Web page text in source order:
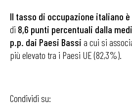
Il tasso di occupazione italiano è
di 8,6 punti percentuali dalla
p.p. dai Paesi Bassi a cui si
più elevato tra i Paesi UE (82,3%).
Condividi su: